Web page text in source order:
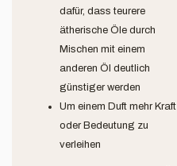
dafür, dass teurere
ätherische Öle durch
Mischen mit einem
anderen Öl deutlich
günstiger werden
Um einem Duft mehr Kraft
oder Bedeutung zu
verleihen